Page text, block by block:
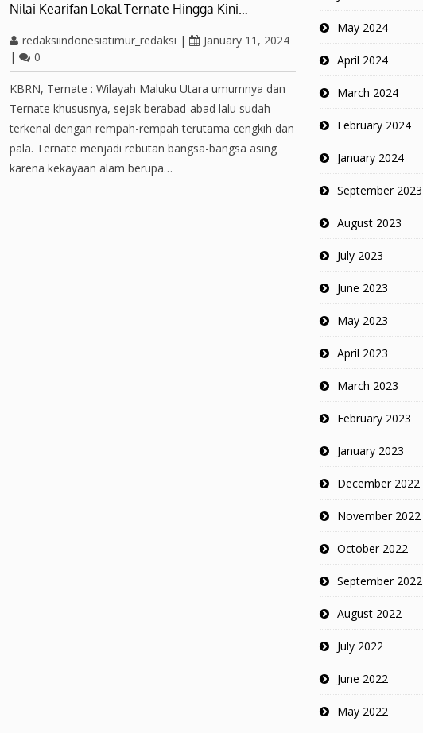
Nilai Kearifan Lokal Ternate Hingga Kini…
redaksiindonesiatimur_redaksi |
January 11, 2024
|
0
KBRN, Ternate : Wilayah Maluku Utara umumnya dan
Ternate khususnya, sejak berabad-abad lalu sudah
terkenal dengan rempah-rempah terutama cengkih dan
pala. Ternate menjadi rebutan bangsa-bangsa asing
karena kekayaan alam berupa…
May 2024
April 2024
March 2024
February 2024
January 2024
September 2023
August 2023
July 2023
June 2023
May 2023
April 2023
March 2023
February 2023
January 2023
December 2022
November 2022
October 2022
September 2022
August 2022
July 2022
June 2022
May 2022